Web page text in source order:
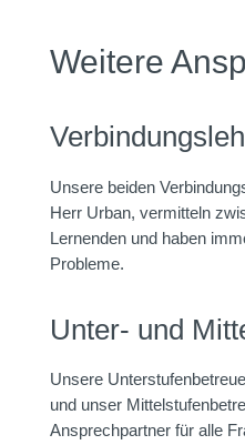
Weitere
Unsere beiden
Herr Urban, vermitteln
Lernenden und haben
Probleme.
Unter- und
Unsere
und unser
Ansprechpartner für alle